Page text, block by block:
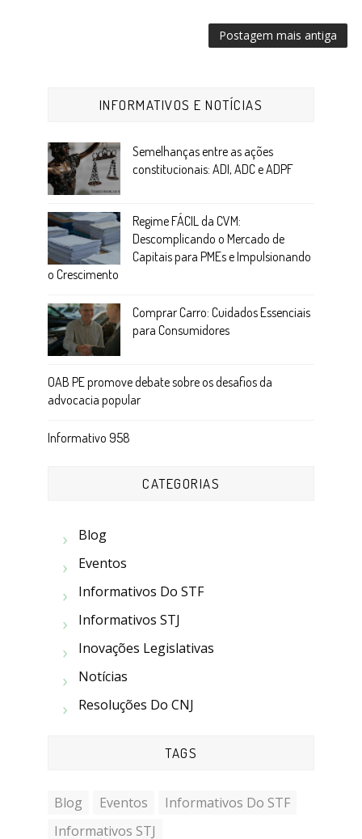
Postagem mais antiga
INFORMATIVOS E NOTÍCIAS
Semelhanças entre as ações
constitucionais: ADI, ADC e ADPF
Regime FÁCIL da CVM:
Descomplicando o Mercado de
Capitais para PMEs e Impulsionando
o Crescimento
Comprar Carro: Cuidados Essenciais
para Consumidores
OAB PE promove debate sobre os desafios da
advocacia popular
Informativo 958
CATEGORIAS
Blog
Eventos
Informativos Do STF
Informativos STJ
Inovações Legislativas
Notícias
Resoluções Do CNJ
TAGS
Blog Eventos
Informativos Do STF
Informativos STJ